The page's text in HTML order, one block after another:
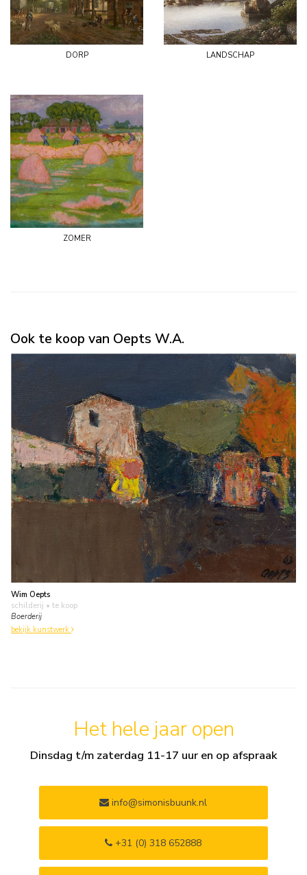
dorp landschap
zomer
Ook te koop van Oepts W.A.
Wim Oepts
schilderij • te koop
Boerderij
bekijk kunstwerk
Het hele jaar open
Dinsdag t/m zaterdag 11-17 uur en op afspraak
info@simonisbuunk.nl
+31 (0) 318 652888